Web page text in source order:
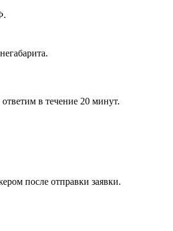
в течение 20 минут.
после отправки заявки.